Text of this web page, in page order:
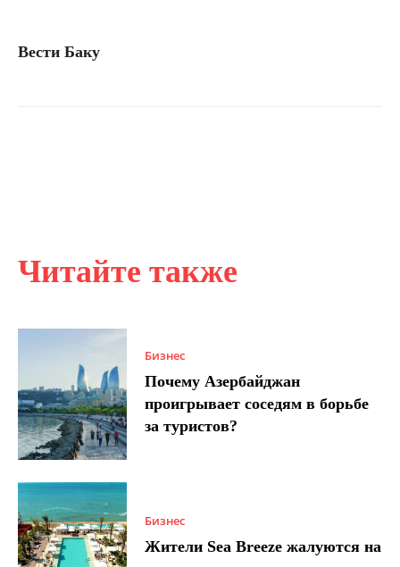
Читайте также
Бизнес
Почему Азербайджан
проигрывает соседям в борьбе
за туристов?
Бизнес
Жители Sea Breeze жалуются на
Вести Баку